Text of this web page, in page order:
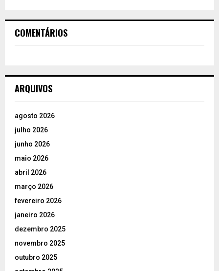
COMENTÁRIOS
ARQUIVOS
agosto 2026
julho 2026
junho 2026
maio 2026
abril 2026
março 2026
fevereiro 2026
janeiro 2026
dezembro 2025
novembro 2025
outubro 2025